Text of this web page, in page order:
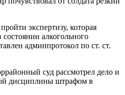
экспертизу, которая
состоянии алкогольного
админпротокол по ст. ст.
суд рассмотрел дело и
дисциплины штрафом в